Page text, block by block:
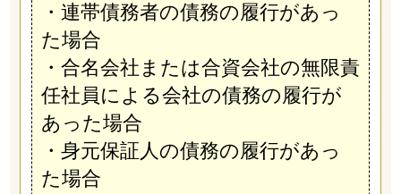
・連帯債務者の債務の履行があっ
た場合
・合名会社または合資会社の無限責
任社員による会社の債務の履行が
あった場合
・身元保証人の債務の履行があっ
た場合